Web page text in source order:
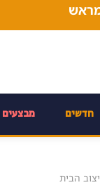
חדשים מבצעים
הבית